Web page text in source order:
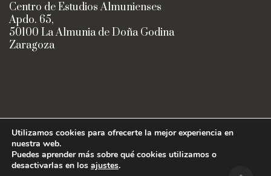
Centro de Estudios Almunienses
Apdo. 65,
50100 La Almunia de Doña Godina
Zaragoza
Centro de Estudios Almunienses
Diseño:
Utilizamos cookies para ofrecerte la mejor experiencia en
nuestra web.
Puedes aprender más sobre qué cookies utilizamos o
desactivarlas en los ajustes.